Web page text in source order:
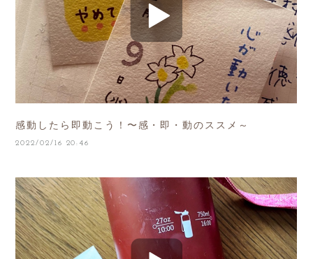
感動したら即動こう！〜感・即・動のススメ～
2022/02/16 20:46